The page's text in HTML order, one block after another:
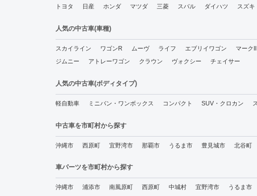
トヨタ 日産 ホンダ マツダ 三菱 スバル ダイハツ スズキ
人気の中古車(車種)
スカイライン ワゴンR ムーヴ ライフ エブリイワゴン マークII
ジムニー
アトレーワゴン クラウン ヴォクシー チェイサー
人気の中古車(ボディタイプ)
軽自動車 ミニバン・ワンボックス コンパクト SUV・クロカン
中古車を市町村から探す
沖縄市 西原町 宜野湾市 那覇市 うるま市 豊見城市 北谷町
車パーツを市町村から探す
沖縄市 浦添市 南風原町 西原町 中城村 宜野湾市 うるま市